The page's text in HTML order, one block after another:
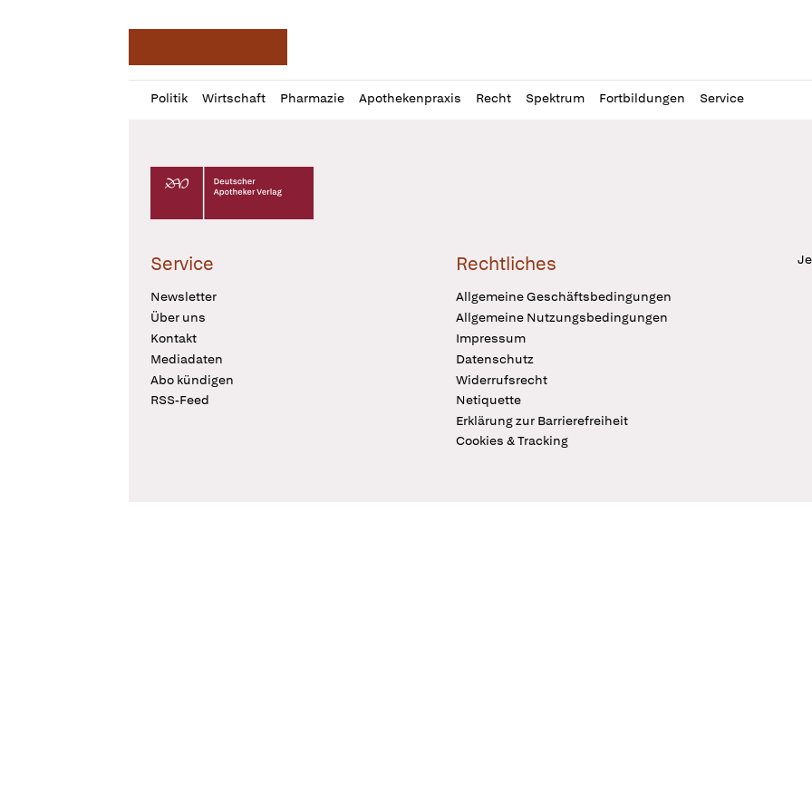
Politik Wirtschaft Pharmazie Apothekenpraxis Recht Spektrum Fortbildungen Service
Profil
öffnen
Daz
Pur
Deutscher Apotheker Verlag Logo
Service
Newsletter
Über uns
Kontakt
Mediadaten
Abo kündigen
RSS-Feed
Rechtliches
Allgemeine Geschäftsbedingungen
Allgemeine Nutzungsbedingungen
Impressum
Datenschutz
Widerrufsrecht
Netiquette
Erklärung zur Barrierefreiheit
Cookies & Tracking